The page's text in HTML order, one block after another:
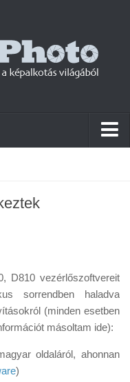
D810 vezérlőszoftvereit
sorrendben haladva
(minden esetben
másoltam ide):
oldaláról, ahonnan
)